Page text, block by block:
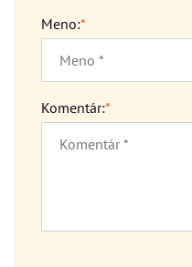
Meno:*
Komentár:*